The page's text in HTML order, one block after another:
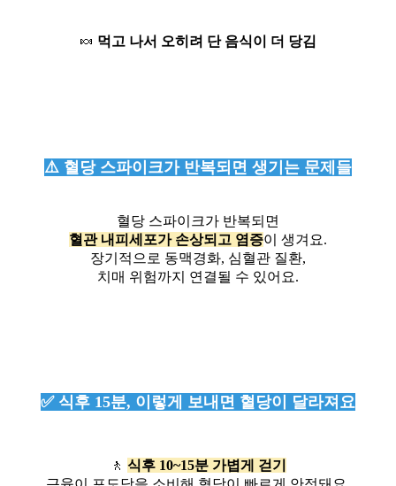
🍬 먹고 나서 오히려 단 음식이 더 당김
⚠️ 혈당 스파이크가 반복되면 생기는 문제들
혈당 스파이크가 반복되면
혈관 내피세포가 손상되고 염증이 생겨요.
장기적으로 동맥경화, 심혈관 질환,
치매 위험까지 연결될 수 있어요.
✅ 식후 15분, 이렇게 보내면 혈당이 달라져요
🚶 식후 10~15분 가볍게 걷기